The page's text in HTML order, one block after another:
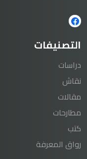
التصنيفات
دراسات
نقاش
مقالات
مطارحات
كتب
رواق المعرفة